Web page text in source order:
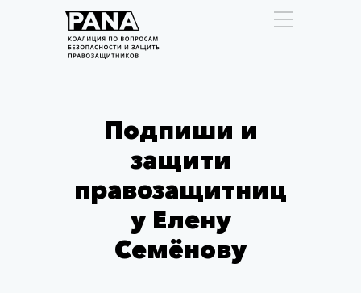
Подпиши и
защити
правозащитниц
у Елену
Семёнову